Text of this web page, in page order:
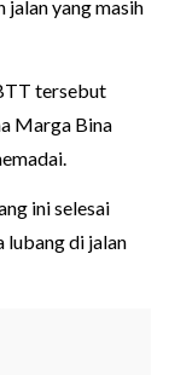
yang masih
tersebut
Marga Bina
ini selesai
lubang di jalan